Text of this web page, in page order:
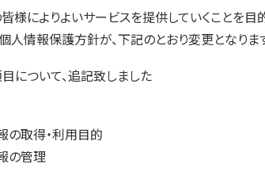
様によりよいサービスを提供していくことを目
人情報保護方針が、下記のとおり変更となりま
について、追記致しました
の取得・利用目的
の管理